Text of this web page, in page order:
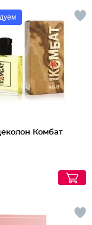
Комбат